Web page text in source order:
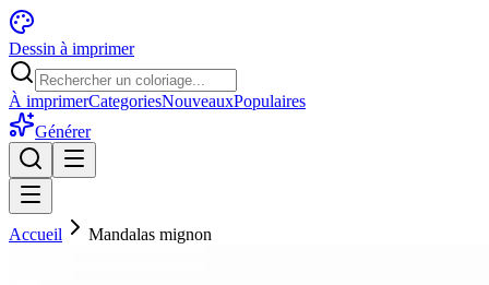
Dessin à imprimer
À imprimerCategoriesNouveauxPopulaires
Générer
Accueil Mandalas mignon